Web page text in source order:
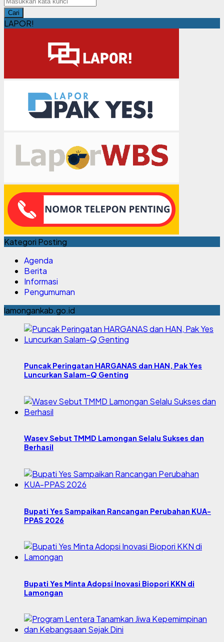
Cari
LAPOR!
Kategori Posting
Agenda
Berita
Informasi
Pengumuman
lamongankab.go.id
Puncak Peringatan HARGANAS dan HAN, Pak Yes
Luncurkan Salam-Q Genting
Wasev Sebut TMMD Lamongan Selalu Sukses dan
Berhasil
Bupati Yes Sampaikan Rancangan Perubahan KUA-
PPAS 2026
Bupati Yes Minta Adopsi Inovasi Biopori KKN di
Lamongan